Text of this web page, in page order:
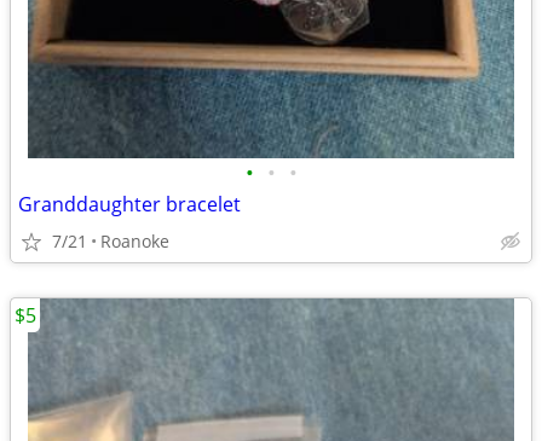
• • •
Granddaughter bracelet
7/21 Roanoke
$5